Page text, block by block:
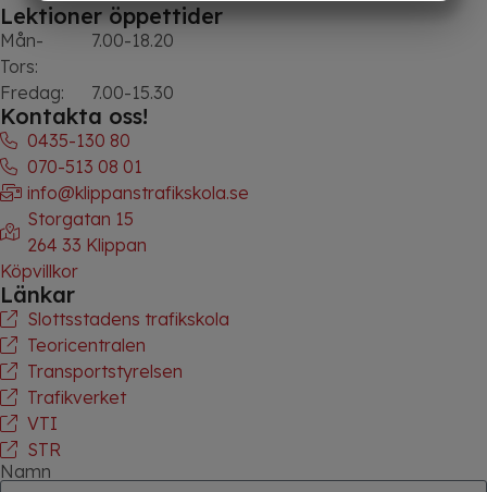
Lektioner öppettider
Mån-
Tors:
7.00-18.20
Fredag: 7.00-15.30
Kontakta oss!
0435-130 80
070-513 08 01​​​​​​​
​​​​​​​info@klippanstrafikskola.se
Storgatan 15
264 33 Klippan
Köpvillkor
Länkar
​​​​​​​Slottsstadens trafikskola
Teoricentralen
Transportstyrelsen
Trafikverket
VTI
STR
Namn
MARKNADSFÖRING